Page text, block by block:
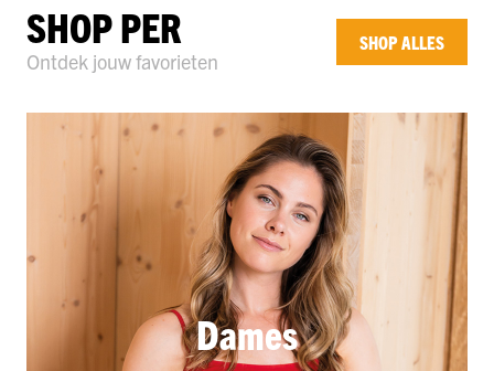
SHOP PER
Ontdek jouw favorieten
SHOP ALLES
Dames